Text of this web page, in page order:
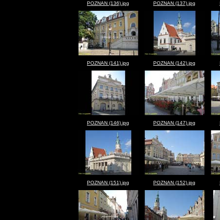
POZNAN (136).jpg POZNAN (137).jpg
POZNAN (141).jpg POZNAN (142).jpg
POZNAN (146).jpg POZNAN (147).jpg
POZNAN (151).jpg POZNAN (152).jpg